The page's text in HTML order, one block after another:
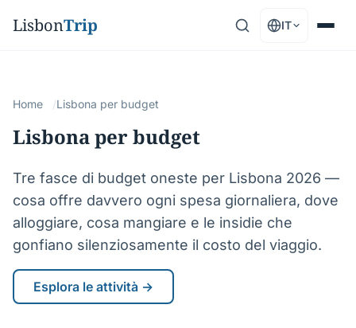
LisbonTrip IT
Home Lisbona per budget
Lisbona per budget
Tre fasce di budget oneste per Lisbona 2026 —
cosa offre davvero ogni spesa giornaliera, dove
alloggiare, cosa mangiare e le insidie che
gonfiano silenziosamente il costo del viaggio.
Esplora le attività →